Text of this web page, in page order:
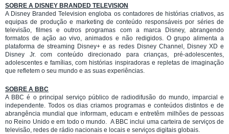
SOBRE A DISNEY BRANDED TELEVISION
A Disney Branded Television engloba os contadores de histórias criativos, as
equipas de produção e marketing de conteúdo responsáveis por séries de
televisão, filmes e outros programas com a marca Disney, abrangendo
formatos de ação ao vivo, animados e não redigidos. O grupo alimenta a
plataforma de streaming Disney+ e as redes Disney Channel, Disney XD e
Disney Jr. com conteúdo direcionado para crianças, pré-adolescentes,
adolescentes e famílias, com histórias inspiradoras e repletas de imaginação
que refletem o seu mundo e as suas experiências.
SOBRE A BBC
A BBC é o principal serviço público de radiodifusão do mundo, imparcial e
independente. Todos os dias criamos programas e conteúdos distintos e de
abrangência mundial que informam, educam e entretêm milhões de pessoas
no Reino Unido e em todo o mundo. A BBC inclui uma carteira de serviços de
televisão, redes de rádio nacionais e locais e serviços digitais globais.